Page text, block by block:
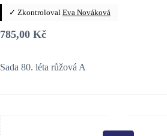
✓ Zkontroloval Eva Nováková
785,00 Kč
Sada 80. léta růžová A